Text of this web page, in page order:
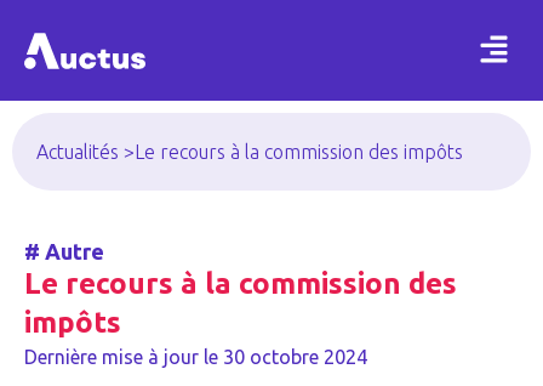
Actualités > Le recours à la commission des impôts
# Autre
Le recours à la commission des
impôts
Dernière mise à jour le 30 octobre 2024